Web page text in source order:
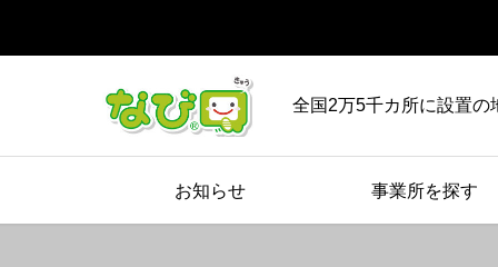
全国2万5千カ所に設置の
お知らせ 事業所を探す